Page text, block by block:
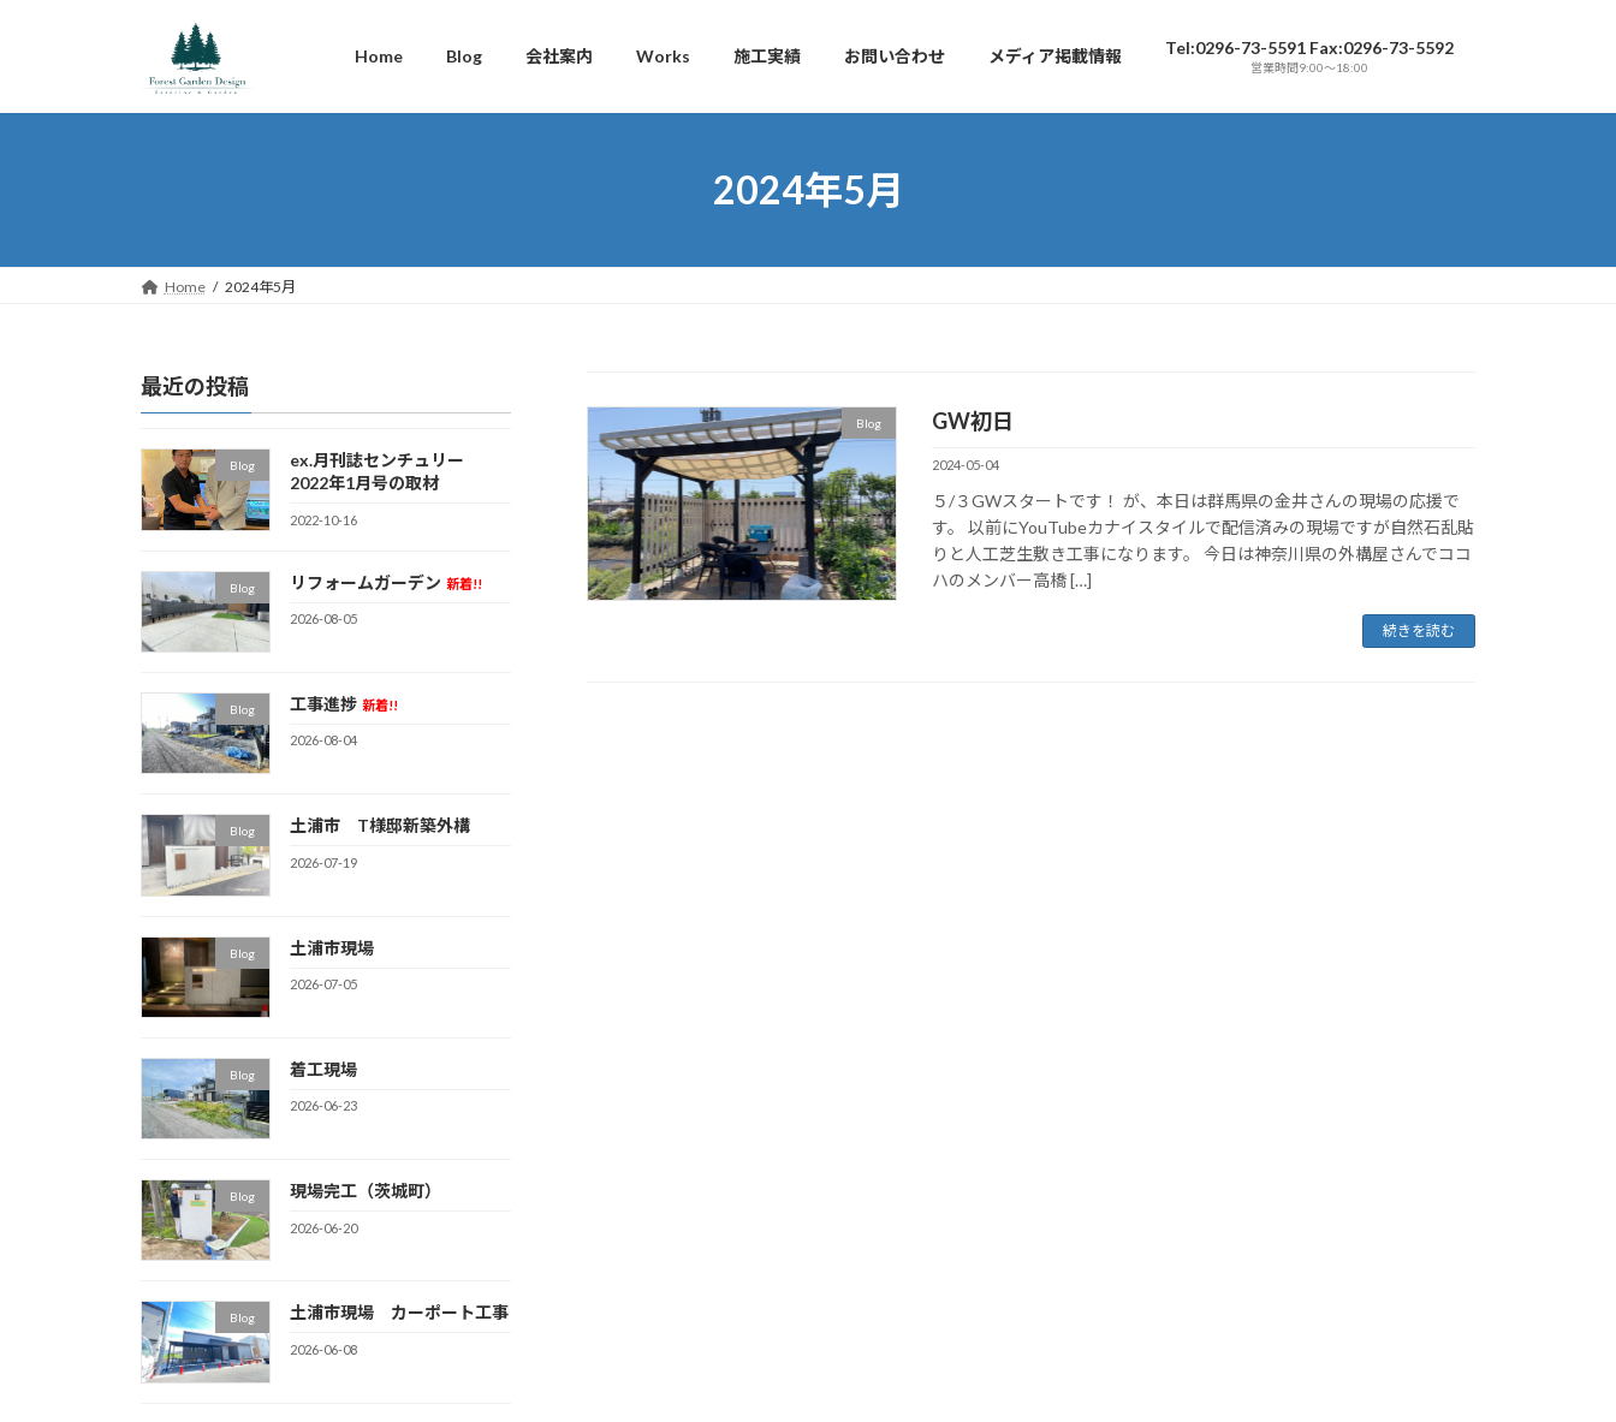
プ
動
Home Blog 会社案内 Works 施工実績 お問い合わせ メディア掲載情報 Tel:0296-73-5591 Fax:0296-73-5592
営業時間9:00～18:00
2024年5月
Home 2024年5月
Blog GW初日
2024-05-04
５/３GWスタートです！ が、本日は群馬県の金井さんの現場の応援で
す。 以前にYouTubeカナイスタイルで配信済みの現場ですが自然石乱貼
りと人工芝生敷き工事になります。 今日は神奈川県の外構屋さんでココ
ハのメンバー高橋 […]
続きを読む
最近の投稿
Blog
ex.月刊誌センチュリー
2022年1月号の取材
2022-10-16
Blog リフォームガーデン 新着!!
2026-08-05
Blog 工事進捗 新着!!
2026-08-04
Blog 土浦市 T様邸新築外構
2026-07-19
Blog 土浦市現場
2026-07-05
Blog 着工現場
2026-06-23
Blog 現場完工（茨城町）
2026-06-20
Blog 土浦市現場 カーポート工事
2026-06-08